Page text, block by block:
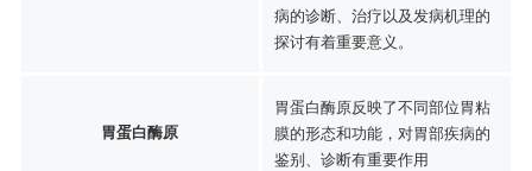
病的诊断、治疗以及发病机理的
探讨有着重要意义。
胃蛋白酶原
胃蛋白酶原反映了不同部位胃粘
膜的形态和功能，对胃部疾病的
鉴别、诊断有重要作用